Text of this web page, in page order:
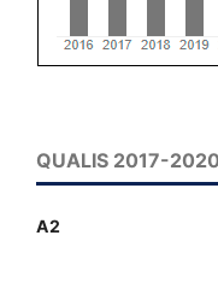
QUALIS 2017-2020
A2